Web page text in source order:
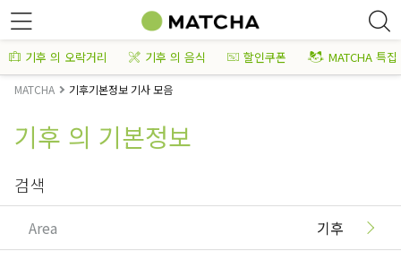
기후 의 오락거리 기후 의 음식 할인쿠폰 MATCHA 특집
MATCHA 기후기본정보 기사 모음
기후 의 기본정보
검색
Area 기후